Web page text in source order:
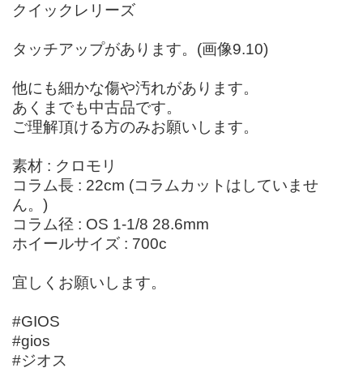
クイックレリーズ
タッチアップがあります。(画像9.10)
他にも細かな傷や汚れがあります。
あくまでも中古品です。
ご理解頂ける方のみお願いします。
素材 : クロモリ
コラム長 : 22cm (コラムカットはしていませ
ん。)
コラム径 : OS 1-1/8 28.6mm
ホイールサイズ : 700c
宜しくお願いします。
#GIOS
#gios
#ジオス